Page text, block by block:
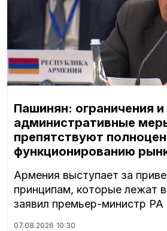
Пашинян: ограничения и
административные
препятствуют
функционированию
Армения выступает за
принципам, которые лежат
заявил премьер-министр
07.08.2026 10:30